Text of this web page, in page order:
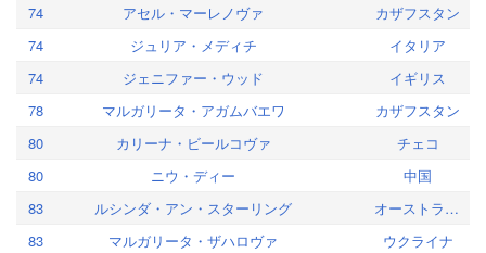
74
アセル・マーレノヴァ
カザフスタン
74
ジュリア・メディチ
イタリア
74
ジェニファー・ウッド
イギリス
78
マルガリータ・アガムバエワ
カザフスタン
80
カリーナ・ビールコヴァ
チェコ
80
ニウ・ディー
中国
83
ルシンダ・アン・スターリング
オーストラリア
83
マルガリータ・ザハロヴァ
ウクライナ